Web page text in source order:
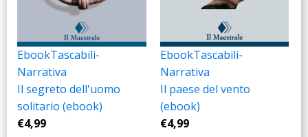
EbookTascabili-
Narrativa
Il segreto dell'uomo
solitario (ebook)
€4,99
EbookTascabili-
Narrativa
Il paese del vento
(ebook)
€4,99